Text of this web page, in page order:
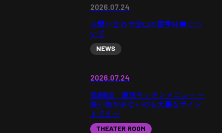
2026.07.24
お問い合わせ窓口の夏季休業につ
いて
NEWS
2026.07.24
第99回 激狭キッチンメニュー 〜
洗い物が少ないのも大事なポイン
トです〜
THEATER ROOM